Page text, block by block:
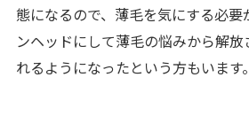
態になるので、薄毛を気にする必
ンヘッドにして薄毛の悩みから解
れるようになったという方もいます。